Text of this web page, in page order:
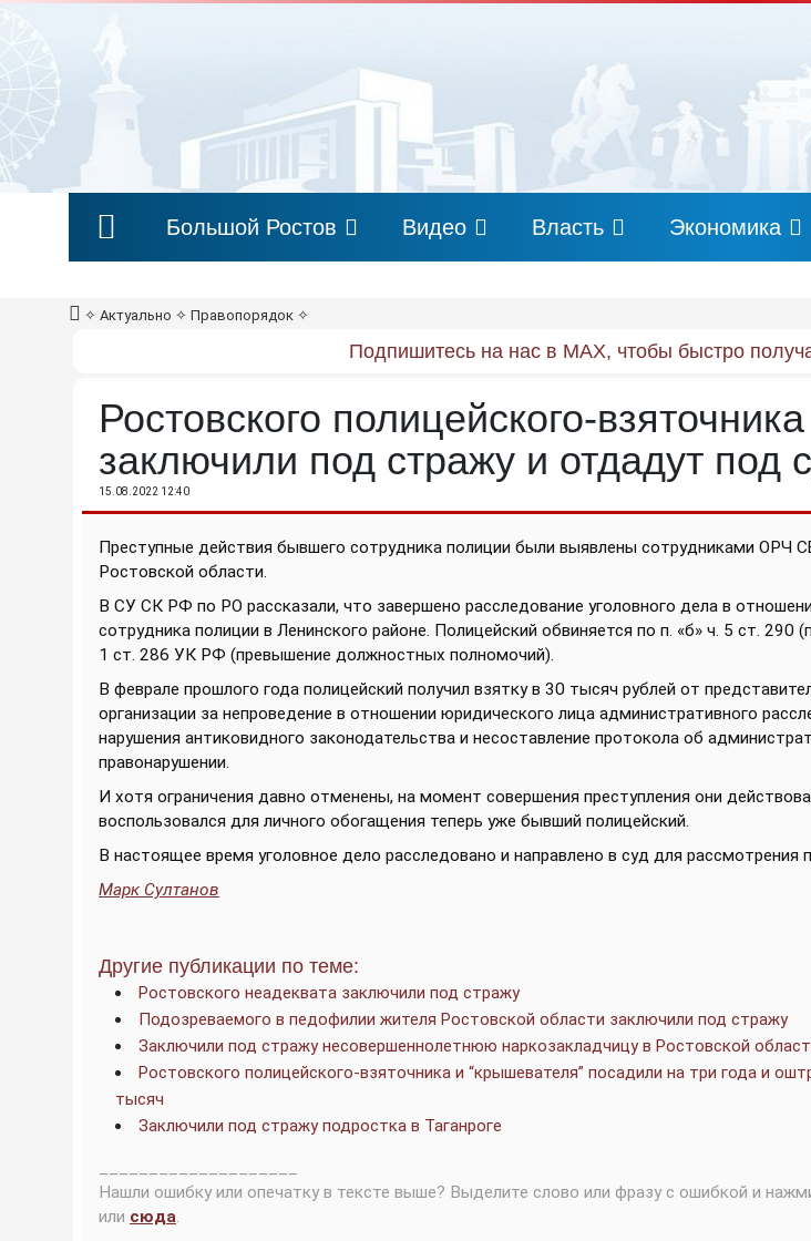
Большой Ростов Видео Власть Экономика
✧ Актуально ✧ Правопорядок ✧
Подпишитесь на нас в MAX, чтобы быстро
Ростовского полицейского-взяточника
заключили под стражу и отдадут под
15.08.2022 12:40
Преступные действия бывшего сотрудника полиции были выявлены сотрудниками ОРЧ
Ростовской области.
В СУ СК РФ по РО рассказали, что завершено расследование уголовного дела в
сотрудника полиции в Ленинского районе. Полицейский обвиняется по п. «б» ч. 5 ст. 290
1 ст. 286 УК РФ (превышение должностных полномочий).
В феврале прошлого года полицейский получил взятку в 30 тысяч рублей от
организации за непроведение в отношении юридического лица административного
нарушения антиковидного законодательства и несоставление протокола об
правонарушении.
И хотя ограничения давно отменены, на момент совершения преступления они
воспользовался для личного обогащения теперь уже бывший полицейский.
В настоящее время уголовное дело расследовано и направлено в суд для рассмотрения
Марк Султанов
Другие публикации по теме:
Ростовского неадеквата заключили под стражу
Подозреваемого в педофилии жителя Ростовской области заключили под стражу
Заключили под стражу несовершеннолетнюю наркозакладчицу в Ростовской
Ростовского полицейского-взяточника и “крышевателя” посадили на три года и
тысяч
Заключили под стражу подростка в Таганроге
Нашли ошибку или опечатку в тексте выше? Выделите слово или фразу с ошибкой и
или сюда.